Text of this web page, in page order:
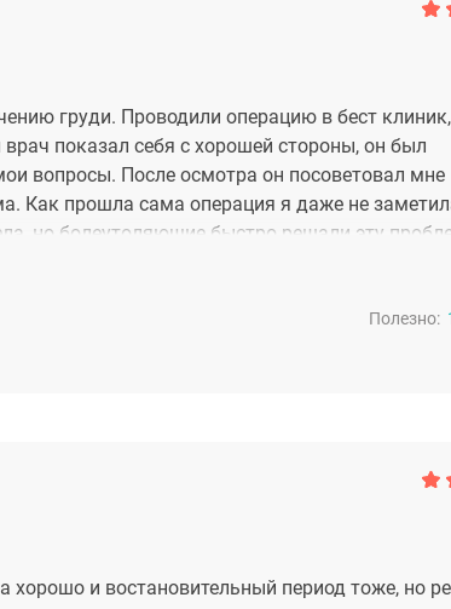
груди. Проводили операцию в бест
показал себя с хорошей стороны, он был
вопросы. После осмотра он посоветовал мне
Как прошла сама операция я даже не
но болеутоляющие быстро решали эту
не заметны.
Полезно:
и востановительный период тоже, но